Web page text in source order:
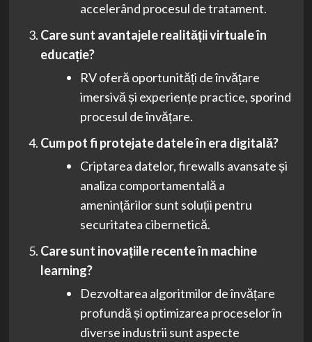
accelerând procesul de tratament.
Care sunt avantajele realității virtuale în
educație?
RV oferă oportunități de învățare
imersivă și experiențe practice, sporind
procesul de învățare.
Cum pot fi protejate datele în era digitală?
Criptarea datelor, firewalls avansate și
analiza comportamentală a
amenințărilor sunt soluții pentru
securitatea cibernetică.
Care sunt inovațiile recente în machine
learning?
Dezvoltarea algoritmilor de învățare
profundă și optimizarea proceselor în
diverse industrii sunt aspecte